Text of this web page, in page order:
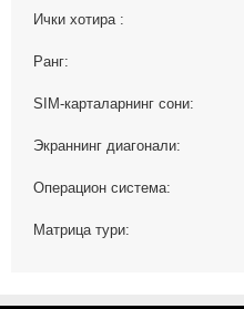
Ички хотира :
Ранг:
SIM-карталарнинг сони:
Экраннинг диагонали:
Операцион система:
Матрица тури: